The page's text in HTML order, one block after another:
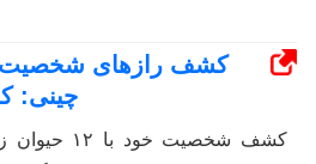
چینی:
کشف شخصیت خود با